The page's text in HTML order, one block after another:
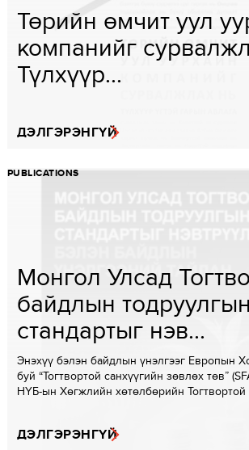
Төрийн өмчит уул
компанийг
Түлхүүр...
ДЭЛГЭРЭНГҮЙ
PUBLICATIONS
Монгол Улсад
байдлын тодруулгын
стандартыг нэв...
Энэхүү бэлэн байдлын үнэлгээг Европын
буй “Тогтвортой санхүүгийн зөвлөх төв”
НҮБ-ын Хөгжлийн хөтөлбөрийн
ДЭЛГЭРЭНГҮЙ